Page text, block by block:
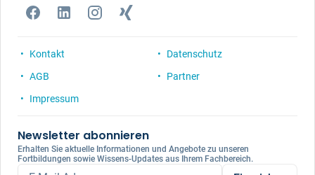
Kontakt
AGB
Impressum
Datenschutz
Partner
Newsletter abonnieren
Erhalten Sie aktuelle Informationen und Angebote zu unseren
Fortbildungen sowie Wissens-Updates aus Ihrem Fachbereich.